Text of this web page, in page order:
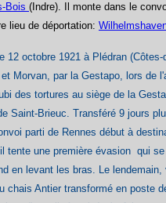
Bois (Indre). Il monte dans le
lieu de déportation:
12 octobre 1921 à Plédran
Morvan, par la Gestapo, lors de
des tortures au siège de la
Saint-Brieuc. Transféré 9 jours
parti de Rennes début à
tente une première évasion qui
en levant les bras. Le
chais Antier transformé en poste